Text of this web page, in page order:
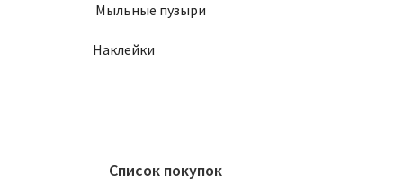
Мыльные пузыри
Наклейки
Список покупок